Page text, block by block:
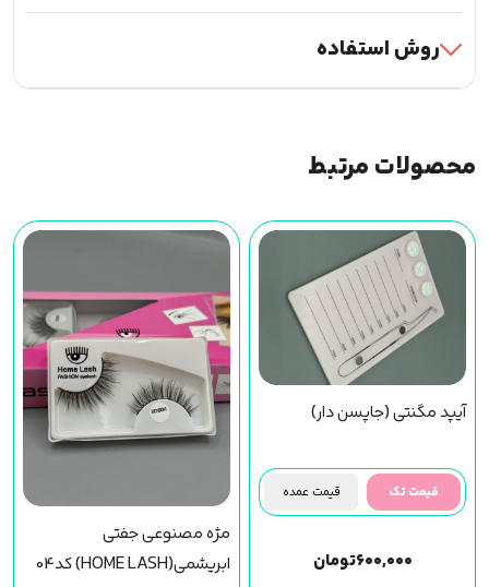
روش استفاده
محصولات مرتبط
آیپد مگنتی (جاپسن دار)
قیمت تک قیمت عمده
۶۰۰,۰۰۰تومان
مژه مصنوعی جفتی
ابریشمی(HOME LASH) کد04